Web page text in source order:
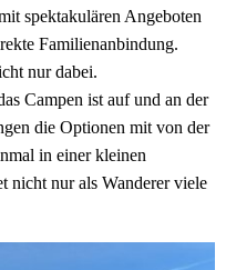
spektakulären Angeboten
Familienanbindung.
nur dabei.
Campen ist auf und an der
die Optionen mit von der
in einer kleinen
nicht nur als Wanderer viele